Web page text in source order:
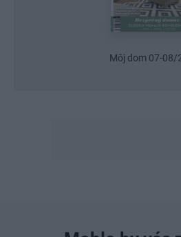
Môj dom 07-08/